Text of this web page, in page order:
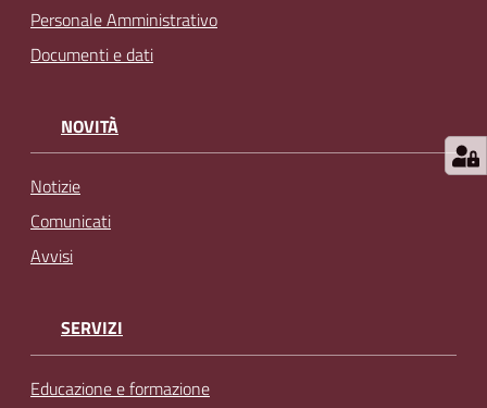
Personale Amministrativo
Documenti e dati
NOVITÀ
Notizie
Comunicati
Avvisi
SERVIZI
Educazione e formazione